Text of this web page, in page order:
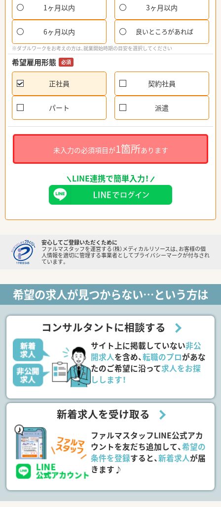
1ヶ月以内 3ヶ月以内
6ヶ月以内 良いところがあれば
※ダブルワークをお考えの方は、就業開始時期の目安を選択してください
希望雇用形態 必須
正社員 契約社員
パート 派遣
未入力の必須項目が1箇所あります
LINE連携で簡単入力！
安心してご登録いただくために
ファルマスタッフを運営する（株）メディカルリソースは、お客様の個
人情報を適切に管理する事業者としてプライバシーマークが付与され
ています。
希望の求人が見つからない…という方は
コンサルタントに相談する
サイト上に掲載していない非公
開求人を含め、転職のプロがあな
たのご希望に沿って求人をお探
しします！
新着求人を受け取る
ファルマスタッフLINE公式アカ
ウントを友だち追加して、希望の
条件を登録すると、新着求人が届
きます♪